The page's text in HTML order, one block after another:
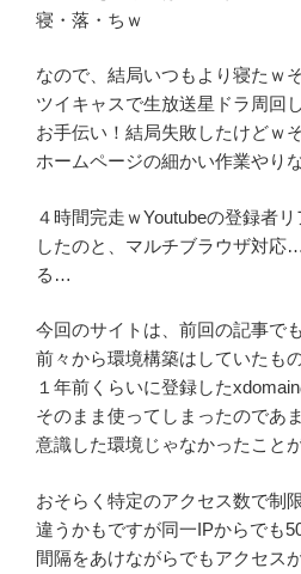
寝・落・ちｗ
なので、結局いつもより寝たｗ
ツイキャスで生放送星ドラ周回
お手伝い！結局失敗したけどｗ
ホームページの細かい作業やり
４時間完走ｗYoutubeの登録者
したのと、マルチブラウザ対応
る…
今回のサイトは、前回の記事で
前々から環境構築はしていたも
１年前くらいに登録した
そのまま使ってしまったのであ
意識した環境じゃなかったこと
おそらく特定のアクセス数で制
違うかもですが同一IPからでも
間隔をあけながらでもアクセス